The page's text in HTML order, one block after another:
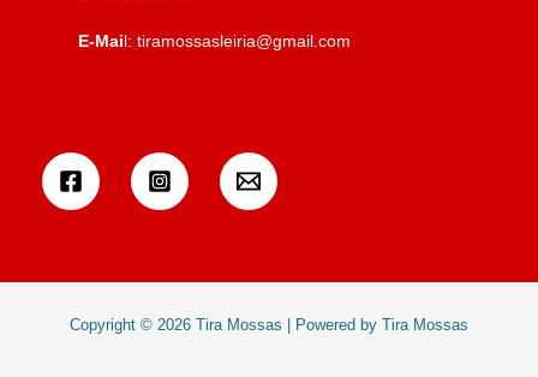
E-Mai l: tiramossasleiria@gmail.com
Copyright © 2026 Tira Mossas | Powered by Tira Mossas